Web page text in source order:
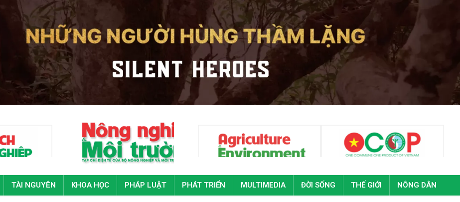
TÀI NGUYÊN KHOA HỌC PHÁP LUẬT PHÁT TRIỂN MULTIMEDIA ĐỜI SỐNG THẾ GIỚI NÔNG DÂN